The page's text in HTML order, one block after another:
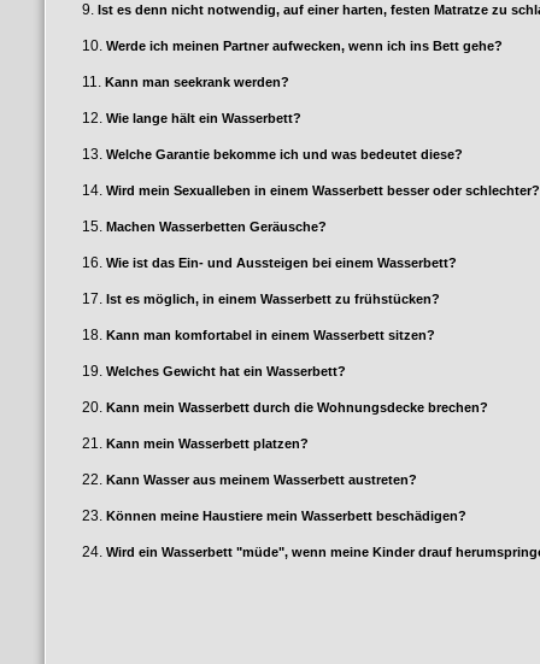
9. Ist es denn nicht notwendig, auf einer harten, festen Matratze zu
10. Werde ich meinen Partner aufwecken, wenn ich ins Bett gehe?
11. Kann man seekrank werden?
12. Wie lange hält ein Wasserbett?
13. Welche Garantie bekomme ich und was bedeutet diese?
14. Wird mein Sexualleben in einem Wasserbett besser oder schlechter?
15. Machen Wasserbetten Geräusche?
16. Wie ist das Ein- und Aussteigen bei einem Wasserbett?
17. Ist es möglich, in einem Wasserbett zu frühstücken?
18. Kann man komfortabel in einem Wasserbett sitzen?
19. Welches Gewicht hat ein Wasserbett?
20. Kann mein Wasserbett durch die Wohnungsdecke brechen?
21. Kann mein Wasserbett platzen?
22. Kann Wasser aus meinem Wasserbett austreten?
23. Können meine Haustiere mein Wasserbett beschädigen?
24. Wird ein Wasserbett "müde", wenn meine Kinder drauf